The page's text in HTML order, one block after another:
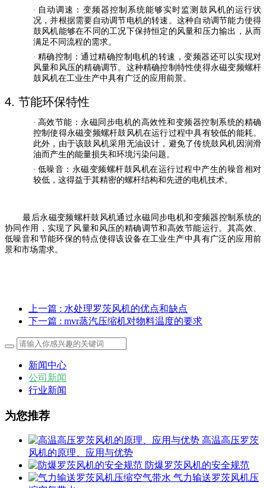
· 自动调速 ：变频器控制系统能够实时监测鼓风机的运行状
况，并根据需要自动调节电机的转速。这种自动调节能力使得
鼓风机能够在不同的工况下保持恒定的风量和压力输出，从而
满足不同流程的需求。
· 精确控制
：通过精确控制电机的转速，变频器还可以实现对
风量和风压的精确调节。这种精确控制特性使得永磁变频螺杆
鼓风机在工业生产中具有广泛的应用前景。
4. 节能环保特性
· 高效节能 ：永磁同步电机的高效性和变频器控制系统的精确
控制使得永磁变频螺杆鼓风机在运行过程中具有较低的能耗。
此外，由于该鼓风机采用无油设计，避免了传统鼓风机因润滑
油而产生的能量损失和环境污染问题。
· 低噪音 ：永磁变频螺杆鼓风机在运行过程中产生的噪音相对
较低，这得益于其精密的螺杆结构和先进的电机技术。
最后永磁变频螺杆鼓风机通过永磁同步电机和变频器控制系统的
协同作用，实现了风量和风压的精确调节和高效节能运行。其高效、
低噪音和节能环保的特点使得该设备在工业生产中具有广泛的应用前
景和市场需求。
上一篇 : 水处理罗茨风机的优点和缺点
下一篇 : mvr蒸汽压缩机对物料温度的要求
新闻中心
公司新闻
行业新闻
为您推荐
高温高压罗茨
风机的原理、应用与优势
防爆罗茨风机的安全规范
气力输送罗茨风机压